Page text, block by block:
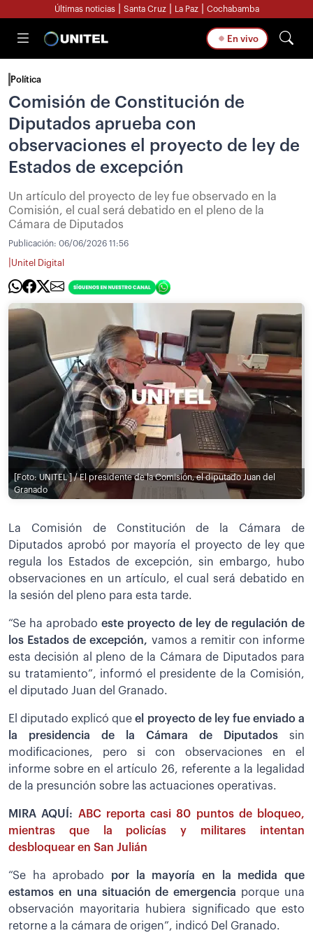
Últimas noticias Santa Cruz La Paz Cochabamba
En vivo
Política
Comisión de Constitución de
Diputados aprueba con
observaciones el proyecto de ley de
Estados de excepción
Un artículo del proyecto de ley fue observado en la
Comisión, el cual será debatido en el pleno de la
Cámara de Diputados
Publicación: 06/06/2026 11:56
Unitel Digital
[Foto: UNITEL ] / El presidente de la Comisión, el diputado Juan del
Granado
La Comisión de Constitución de la Cámara de
Diputados aprobó por mayoría el proyecto de ley que
regula los Estados de excepción, sin embargo, hubo
observaciones en un artículo, el cual será debatido en
la sesión del pleno para esta tarde.
“Se ha aprobado este proyecto de ley de regulación de
los Estados de excepción, vamos a remitir con informe
esta decisión al pleno de la Cámara de Diputados para
su tratamiento”, informó el presidente de la Comisión,
el diputado Juan del Granado.
El diputado explicó queel proyecto de ley fue enviado a
la presidencia de la Cámara de Diputados sin
modificaciones, pero si con observaciones en el
informe sobre en el artículo 26, referente a la legalidad
de la presunción sobre las actuaciones operativas.
MIRA AQUÍ: ABC reporta casi 80 puntos de bloqueo,
mientras que la policías y militares intentan
desbloquear en San Julián
“Se ha aprobado por la mayoría en la medida que
estamos en una situación de emergencia porque una
observación mayoritaria hubiera significado que esto
retorne a la cámara de origen”, indicó Del Granado.